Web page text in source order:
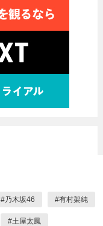
#乃木坂46 #有村架純
#土屋太鳳